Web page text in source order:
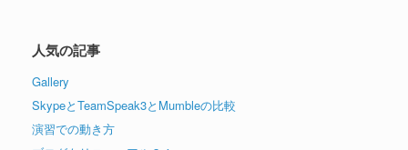
人気の記事
Gallery
SkypeとTeamSpeak3とMumbleの比較
演習での動き方